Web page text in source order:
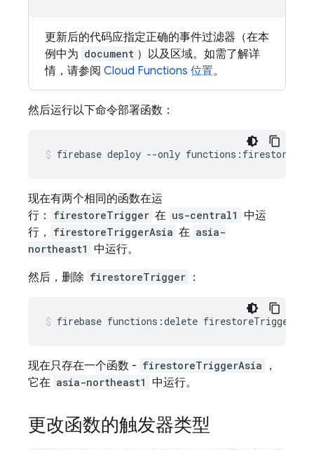
更新后的代码应指定正确的事件过滤器（在本
例中为 document ）以及区域。如需了解详
情，请参阅 Cloud Functions 位置。
然后运行以下命令部署函数：
现在有两个相同的函数在运
行：
firestoreTrigger 在 us-central1 中运
行，
firestoreTriggerAsia 在 asia-
northeast1 中运行。
然后，删除 firestoreTrigger ：
现在只存在一个函数 - firestoreTriggerAsia
，
它在 asia-northeast1 中运行。
更改函数的触发器类型